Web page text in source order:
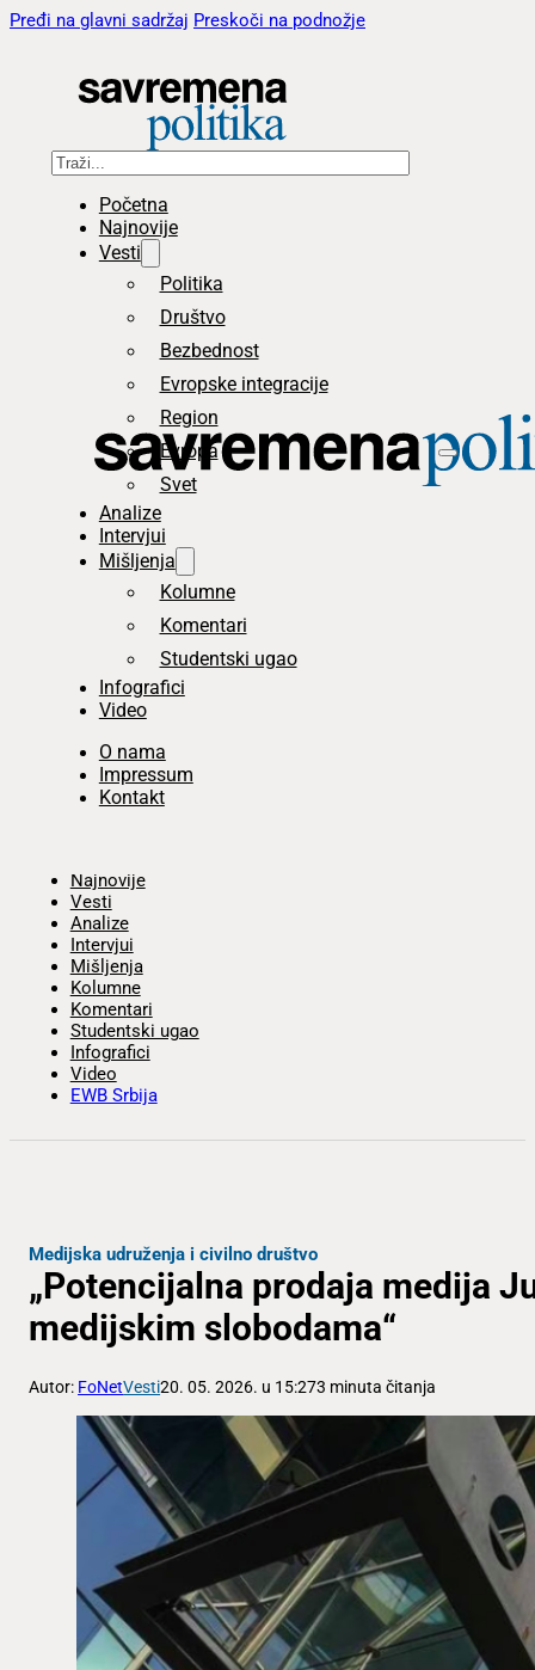
Pređi na glavni sadržaj Preskoči na podnožje
Pretraga
Početna
Najnovije
Vesti
Politika
Društvo
Bezbednost
Evropske integracije
Region
Evropa
Svet
Analize
Intervjui
Mišljenja
Kolumne
Komentari
Studentski ugao
Infografici
Video
O nama
Impressum
Kontakt
Najnovije
Vesti
Analize
Intervjui
Mišljenja
Kolumne
Komentari
Studentski ugao
Infografici
Video
EWB Srbija
Medijska udruženja i civilno društvo
„Potencijalna prodaja medija
medijskim slobodama“
Autor: FoNetVesti20. 05. 2026. u 15:273 minuta čitanja